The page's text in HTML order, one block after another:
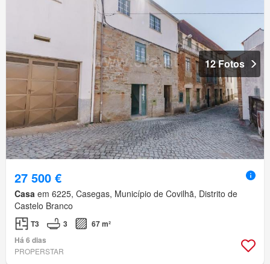
12 Fotos
27 500 €
Casa em 6225, Casegas, Município de Covilhã, Distrito de
Castelo Branco
T3 3
67 m²
Há 6 dias
PROPERSTAR